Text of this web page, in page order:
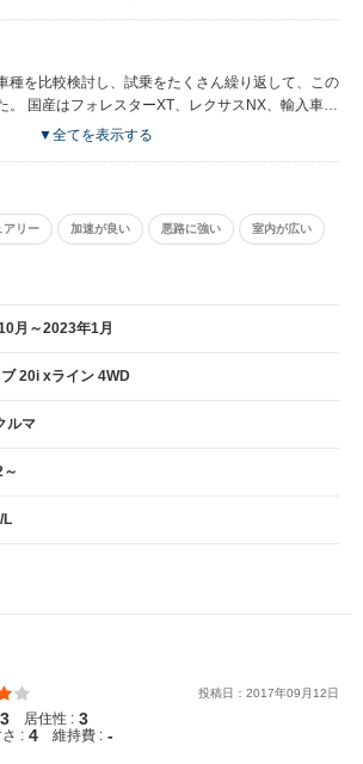
種を比較検討し、試乗をたくさん繰り返して、この
。 国産はフォレスターXT、レクサスNX、輸入車だ
うか。 この競合車の中にあっても、X1が最適な一
▼全てを表示する
アリー 加速が良い 悪路に強い 室内が広い
月～2023年1月
20i xライン 4WD
ルマ
L
投稿日： 2017年09 月 12日
3 居住性 : 3
: 4 維持費 : -